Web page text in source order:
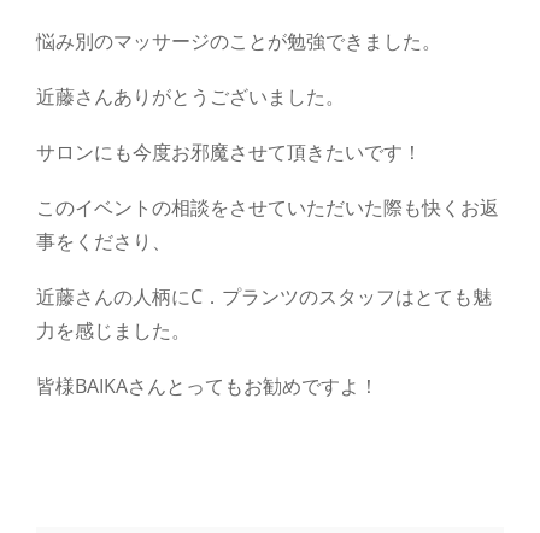
悩み別のマッサージのことが勉強できました。
近藤さんありがとうございました。
サロンにも今度お邪魔させて頂きたいです！
このイベントの相談をさせていただいた際も快くお返
事をくださり、
近藤さんの人柄にC．プランツのスタッフはとても魅
力を感じました。
皆様BAIKAさんとってもお勧めですよ！